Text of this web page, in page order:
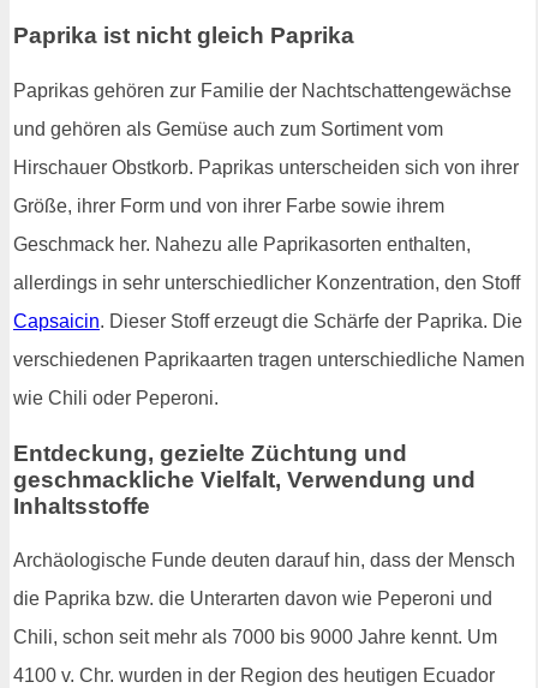
Paprika ist nicht gleich Paprika
Paprikas gehören zur Familie der Nachtschattengewächse
und gehören als Gemüse auch zum Sortiment vom
Hirschauer Obstkorb. Paprikas unterscheiden sich von ihrer
Größe, ihrer Form und von ihrer Farbe sowie ihrem
Geschmack her. Nahezu alle Paprikasorten enthalten,
allerdings in sehr unterschiedlicher Konzentration, den Stoff
Capsaicin. Dieser Stoff erzeugt die Schärfe der Paprika. Die
verschiedenen Paprikaarten tragen unterschiedliche Namen
wie Chili oder Peperoni.
Entdeckung, gezielte Züchtung und
geschmackliche Vielfalt, Verwendung und
Inhaltsstoffe
Archäologische Funde deuten darauf hin, dass der Mensch
die Paprika bzw. die Unterarten davon wie Peperoni und
Chili, schon seit mehr als 7000 bis 9000 Jahre kennt. Um
4100 v. Chr. wurden in der Region des heutigen Ecuador